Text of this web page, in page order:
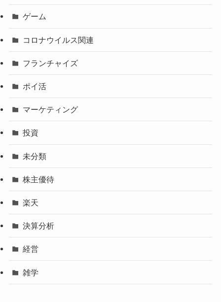
ゲーム
コロナウイルス関連
フランチャイズ
ポイ活
マーケティング
投資
未分類
株主優待
楽天
決算分析
経営
雑学